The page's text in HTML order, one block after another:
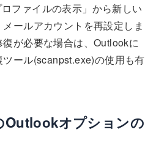
ファイルの表示」から新しい
ールアカウントを再設定しま
が必要な場合は、Outlookに
ール(scanpst.exe)の使用も有
オプションの